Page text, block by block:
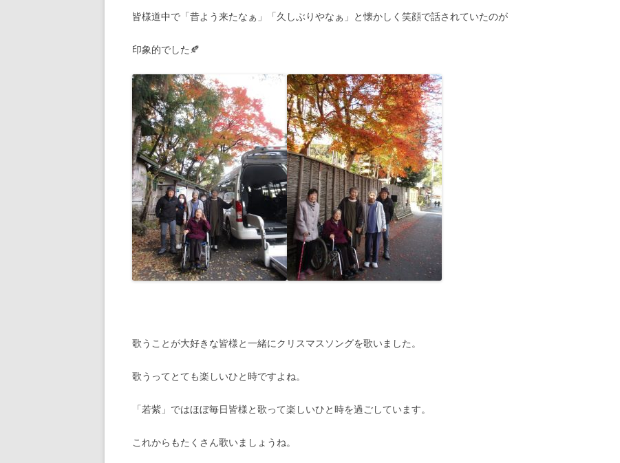
皆様道中で「昔よう来たなぁ」「久しぶりやなぁ」と懐かしく笑顔で話されていたのが
印象的でした🍂
歌うことが大好きな皆様と一緒にクリスマスソングを歌いました。
歌うってとても楽しいひと時ですよね。
「若紫」ではほぼ毎日皆様と歌って楽しいひと時を過ごしています。
これからもたくさん歌いましょうね。